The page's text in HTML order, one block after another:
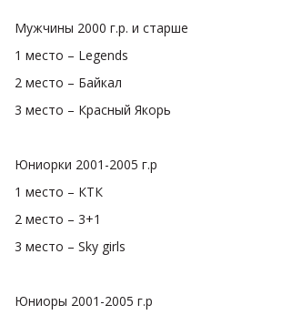
Мужчины 2000 г.р. и старше
1 место – Legends
2 место – Байкал
3 место – Красный Якорь
Юниорки 2001-2005 г.р
1 место – КТК
2 место – 3+1
3 место – Sky girls
Юниоры 2001-2005 г.р